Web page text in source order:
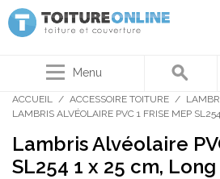
Menu
ACCUEIL / ACCESSOIRE TOITURE /
LAMBRIS ALVÉOLAIRE PVC 1 FRISE MEP
Lambris Alvéolaire
SL254 1 x 25 cm,